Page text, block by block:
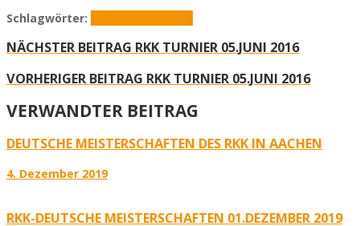
Schlagwörter:
NÄCHSTER BEITRAG RKK TURNIER 05.JUNI 2016
VORHERIGER BEITRAG RKK TURNIER 05.JUNI 2016
VERWANDTER BEITRAG
DEUTSCHE MEISTERSCHAFTEN DES RKK IN AACHEN
4. Dezember 2019
RKK-DEUTSCHE MEISTERSCHAFTEN 01.DEZEMBER 2019